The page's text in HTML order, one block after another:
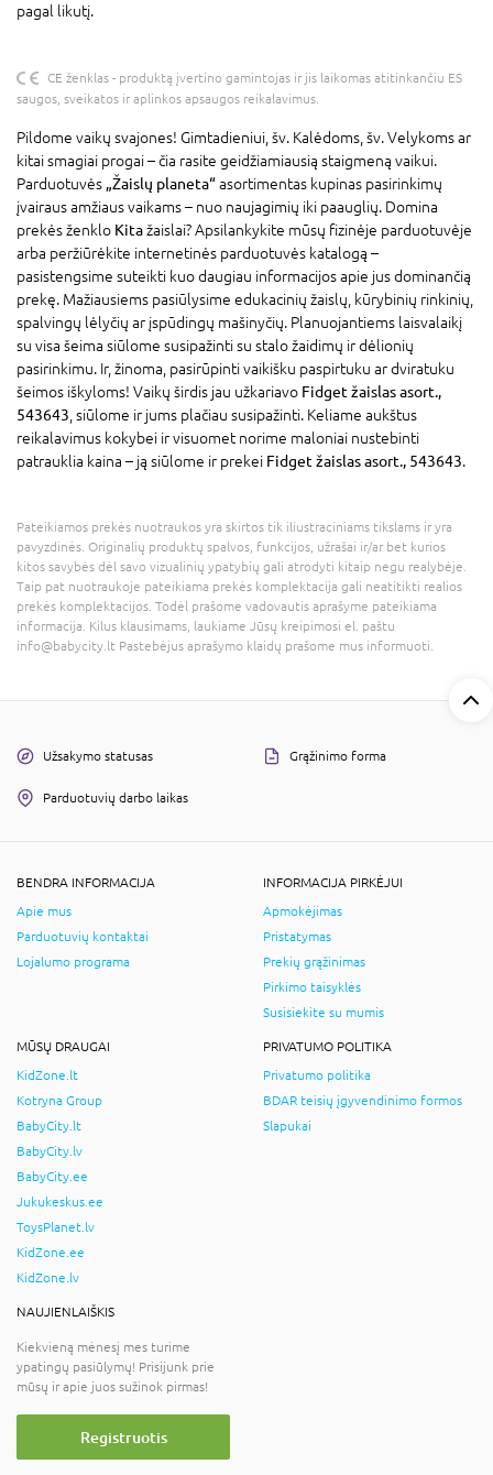
pagal likutį.
CE ženklas - produktą įvertino gamintojas ir jis laikomas atitinkančiu ES
saugos, sveikatos ir aplinkos apsaugos reikalavimus.
Pildome vaikų svajones! Gimtadieniui, šv. Kalėdoms, šv. Velykoms ar
kitai smagiai progai – čia rasite geidžiamiausią staigmeną vaikui.
Parduotuvės „Žaislų planeta“asortimentas kupinas pasirinkimų
įvairaus amžiaus vaikams – nuo naujagimių iki paauglių. Domina
prekės ženklo Kitažaislai? Apsilankykite mūsų fizinėje parduotuvėje
arba peržiūrėkite internetinės parduotuvės katalogą –
pasistengsime suteikti kuo daugiau informacijos apie jus dominančią
prekę. Mažiausiems pasiūlysime edukacinių žaislų, kūrybinių rinkinių,
spalvingų lėlyčių ar įspūdingų mašinyčių. Planuojantiems laisvalaikį
su visa šeima siūlome susipažinti su stalo žaidimų ir dėlionių
pasirinkimu. Ir, žinoma, pasirūpinti vaikišku paspirtuku ar dviratuku
šeimos iškyloms! Vaikų širdis jau užkariavo Fidget žaislas asort.,
543643 , siūlome ir jums plačiau susipažinti. Keliame aukštus
reikalavimus kokybei ir visuomet norime maloniai nustebinti
patrauklia kaina – ją siūlome ir prekei Fidget žaislas asort., 543643.
Pateikiamos prekės nuotraukos yra skirtos tik iliustraciniams tikslams ir yra
pavyzdinės. Originalių produktų spalvos, funkcijos, užrašai ir/ar bet kurios
kitos savybės dėl savo vizualinių ypatybių gali atrodyti kitaip negu realybėje.
Taip pat nuotraukoje pateikiama prekės komplektacija gali neatitikti realios
prekės komplektacijos. Todėl prašome vadovautis aprašyme pateikiama
informacija. Kilus klausimams, laukiame Jūsų kreipimosi el. paštu
info@babycity.lt Pastebėjus aprašymo klaidų prašome mus informuoti.
Užsakymo statusas Grąžinimo forma
Parduotuvių darbo laikas
BENDRA INFORMACIJA
Apie mus
Parduotuvių kontaktai
Lojalumo programa
INFORMACIJA PIRKĖJUI
Apmokėjimas
Pristatymas
Prekių grąžinimas
Pirkimo taisyklės
Susisiekite su mumis
MŪSŲ DRAUGAI
KidZone.lt
Kotryna Group
BabyCity.lt
BabyCity.lv
BabyCity.ee
Jukukeskus.ee
ToysPlanet.lv
KidZone.ee
KidZone.lv
PRIVATUMO POLITIKA
Privatumo politika
BDAR teisių įgyvendinimo formos
Slapukai
NAUJIENLAIŠKIS
Kiekvieną mėnesį mes turime
ypatingų pasiūlymų! Prisijunk prie
mūsų ir apie juos sužinok pirmas!
Registruotis